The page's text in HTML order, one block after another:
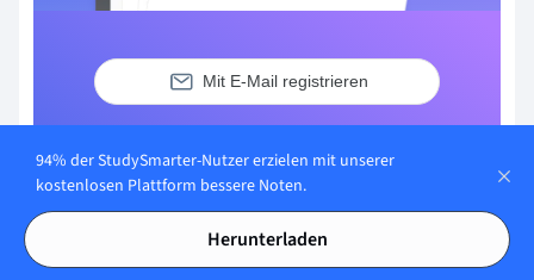
Mit E-Mail registrieren
Häufig gestellte Fragen zum Thema
94% der StudySmarter-Nutzer erzielen mit unserer
kostenlosen Plattform bessere Noten.
Herunterladen